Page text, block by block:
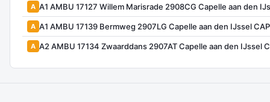
A A1 AMBU 17127 Willem Marisrade 2908CG Capelle aan den
A A1 AMBU 17139 Bermweg 2907LG Capelle aan den IJssel
A A2 AMBU 17134 Zwaarddans 2907AT Capelle aan den IJssel